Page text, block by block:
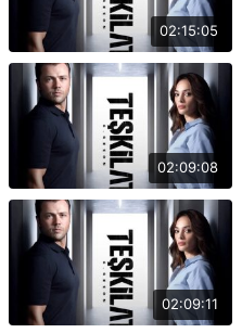
02:15:05
02:09:08
02:09:11